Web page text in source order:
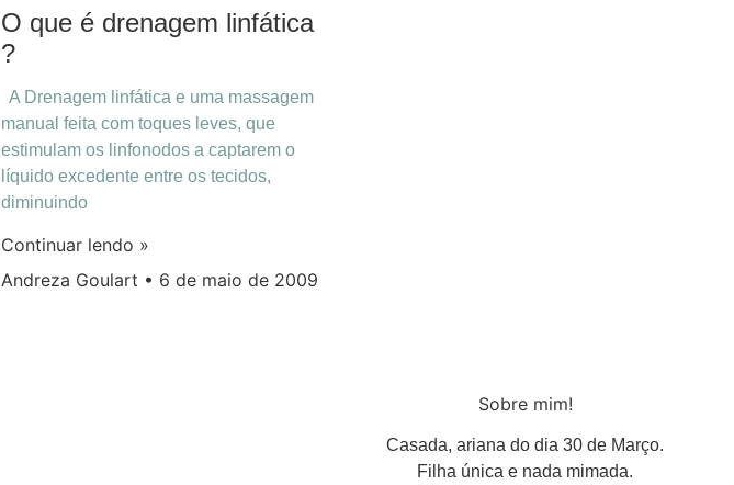
O que é drenagem linfática
?
A Drenagem linfática e uma massagem
manual feita com toques leves, que
estimulam os linfonodos a captarem o
líquido excedente entre os tecidos,
diminuindo
Continuar lendo »
Andreza Goulart
6 de maio de 2009
Sobre mim!
Casada, ariana do dia 30 de Março.
Filha única e nada mimada.